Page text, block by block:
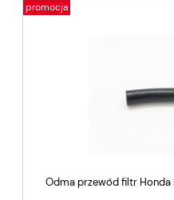
Odma przewód filtr Honda
promocja